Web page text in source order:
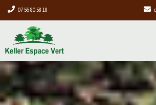
07 56 80 58 18